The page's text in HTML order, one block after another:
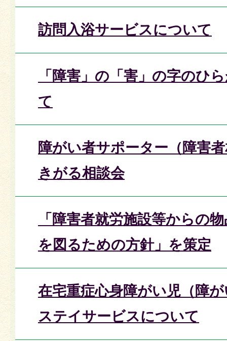
訪問入浴サービスについて
「障害」の「害」の字のひ
て
障がい者サポーター（障害
きがる相談会
「障害者就労施設等からの
を図るための方針」を策定
在宅重症心身障がい児（障
ステイサービスについて